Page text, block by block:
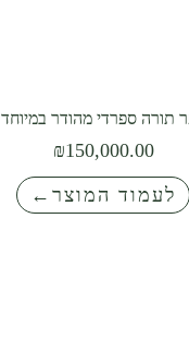
תורה ספרדי מהודר במיוחד
₪150,000.00
לעמוד המוצר←